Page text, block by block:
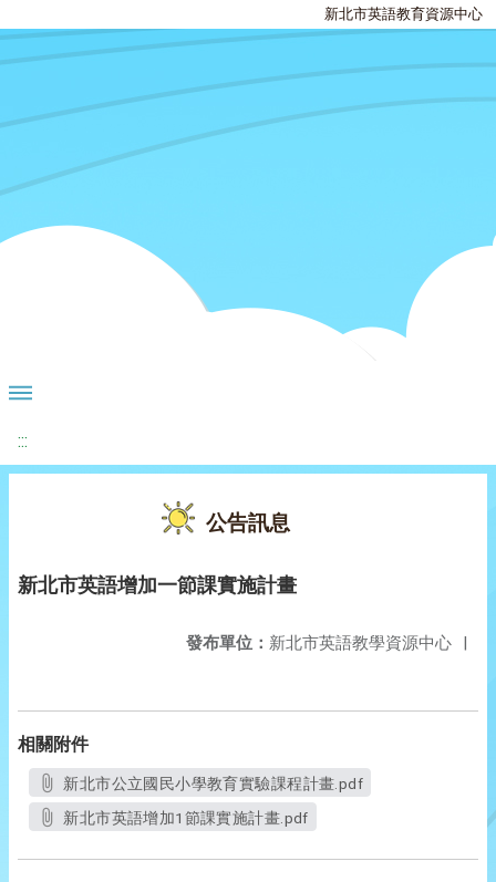
新北市英語教育資源中心
:::
公告訊息
新北市英語增加一節課實施計畫
發布單位： 新北市英語教學資源中心 |
相關附件
新北市公立國民小學教育實驗課程計畫.pdf
新北市英語增加1節課實施計畫.pdf